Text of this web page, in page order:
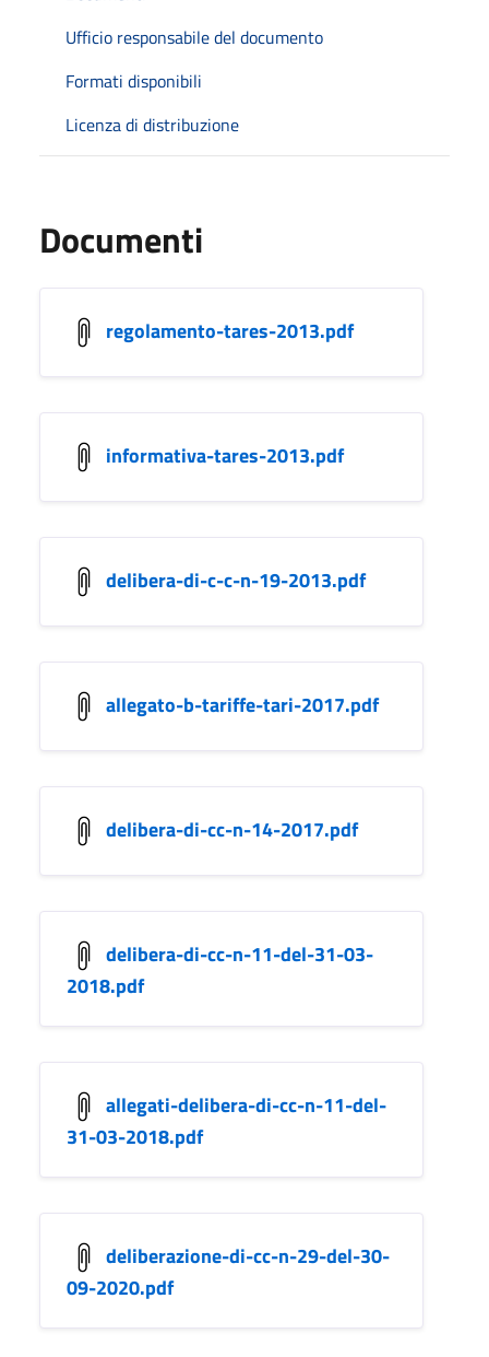
Ufficio responsabile del documento
Formati disponibili
Licenza di distribuzione
Documenti
regolamento-tares-2013.pdf
informativa-tares-2013.pdf
delibera-di-c-c-n-19-2013.pdf
allegato-b-tariffe-tari-2017.pdf
delibera-di-cc-n-14-2017.pdf
delibera-di-cc-n-11-del-31-03-
2018.pdf
allegati-delibera-di-cc-n-11-del-
31-03-2018.pdf
deliberazione-di-cc-n-29-del-30-
09-2020.pdf